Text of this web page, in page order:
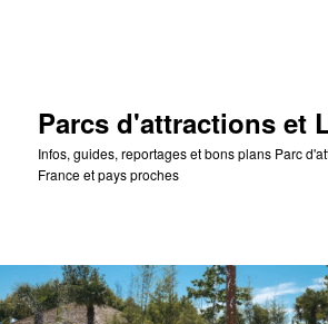
Parcs d'attractions et
Infos, guides, reportages et bons plans Parc
France et pays proches